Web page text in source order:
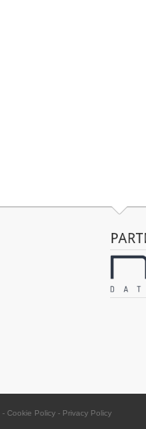
- Cookie Policy - Privacy Policy